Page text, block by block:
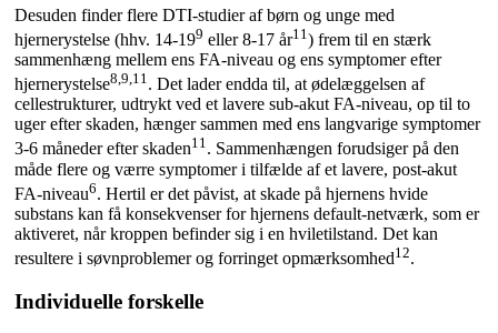
Desuden finder flere DTI-studier af børn og unge med
hjernerystelse (hhv. 14-199 eller 8-17 år11 ) frem til en stærk
sammenhæng mellem ens FA-niveau og ens symptomer efter
hjernerystelse8,9,11 . Det lader endda til, at ødelæggelsen af
cellestrukturer, udtrykt ved et lavere sub-akut FA-niveau, op til to
uger efter skaden, hænger sammen med ens langvarige symptomer
3-6 måneder efter skaden11. Sammenhængen forudsiger på den
måde flere og værre symptomer i tilfælde af et lavere, post-akut
FA-niveau6. Hertil er det påvist, at skade på hjernens hvide
substans kan få konsekvenser for hjernens default-netværk, som er
aktiveret, når kroppen befinder sig i en hviletilstand. Det kan
resultere i søvnproblemer og forringet opmærksomhed12.
Individuelle forskelle